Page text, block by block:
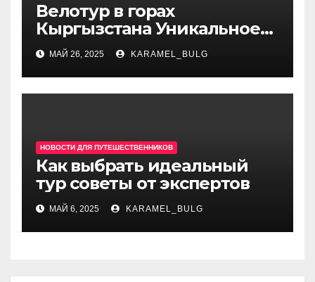
Велотур в горах
Кыргызстана Уникальное
приключение на двух
колесах
МАЙ 26, 2025 KARAMEL_BULG
НОВОСТИ ДЛЯ ПУТЕШЕСТВЕННИКОВ
Как выбрать идеальный
тур советы от экспертов
МАЙ 6, 2025 KARAMEL_BULG